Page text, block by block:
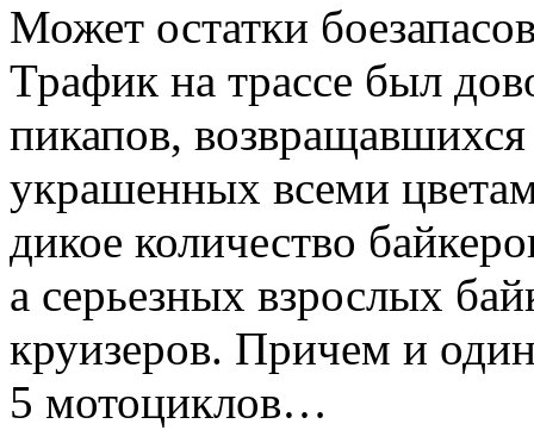
Может остатки
Трафик на трассе был
пикапов,
украшенных всеми
дикое количество
а серьезных взрослых
круизеров. Причем и
5 мотоциклов…